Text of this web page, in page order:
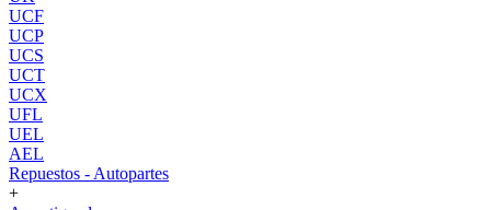
UCF
UCP
UCS
UCT
UCX
UFL
UEL
AEL
Repuestos - Autopartes
+